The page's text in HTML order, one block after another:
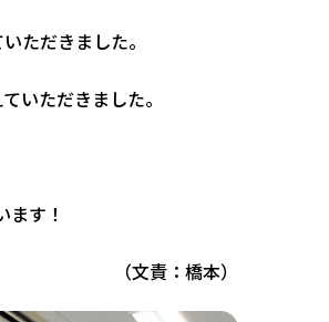
ただきました。
いただきました。
す！
（文責：橋本）